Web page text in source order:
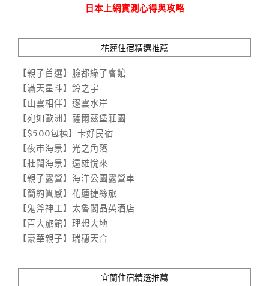
日本上網實測心得與攻略
花蓮住宿精選推薦
【親子首選】臉都綠了會館
【滿天星斗】鈴之宇
【山雲相伴】逐雲水岸
【宛如歐洲】薩爾茲堡莊園
【$500包棟】卡好民宿
【夜市海景】光之角落
【壯闊海景】遠雄悅來
【親子露營】海洋公園露營車
【簡約質感】花蓮捷絲旅
【鬼斧神工】太魯閣晶英酒店
【百大旅館】理想大地
【豪華親子】瑞穗天合
宜蘭住宿精選推薦